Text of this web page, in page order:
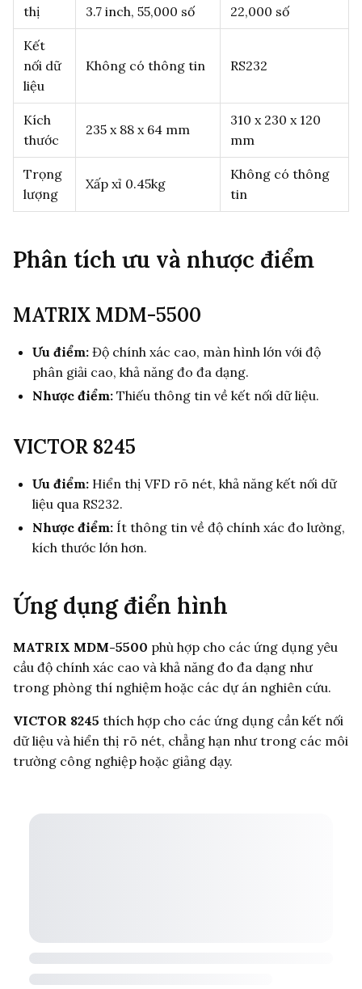
thị
3.7 inch, 55,000 số
22,000 số
Kết
nối dữ
liệu
Không có thông tin RS232
Kích
thước
235 x 88 x 64 mm
310 x 230 x 120
mm
Trọng
lượng
Xấp xỉ 0.45kg
Không có thông
tin
Phân tích ưu và nhược điểm
MATRIX MDM-5500
Ưu điểm: Độ chính xác cao, màn hình lớn với độ
phân giải cao, khả năng đo đa dạng.
Nhược điểm: Thiếu thông tin về kết nối dữ liệu.
VICTOR 8245
Ưu điểm: Hiển thị VFD rõ nét, khả năng kết nối dữ
liệu qua RS232.
Nhược điểm: Ít thông tin về độ chính xác đo lường,
kích thước lớn hơn.
Ứng dụng điển hình
MATRIX MDM-5500 phù hợp cho các ứng dụng yêu
cầu độ chính xác cao và khả năng đo đa dạng như
trong phòng thí nghiệm hoặc các dự án nghiên cứu.
VICTOR 8245 thích hợp cho các ứng dụng cần kết nối
dữ liệu và hiển thị rõ nét, chẳng hạn như trong các môi
trường công nghiệp hoặc giảng dạy.